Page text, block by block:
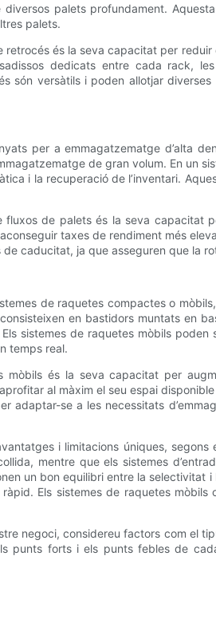
diversos palets profundament.
palets.
és la seva capacitat per
dedicats entre cada rack,
són versàtils i poden allotjar
per a emmagatzematge d’alta
de gran volum. En
i la recuperació de l’inventari.
de palets és la seva capacitat
taxes de rendiment més
caducitat, ja que asseguren que la
de raquetes compactes o
en bastidors muntats en
sistemes de raquetes mòbils
temps real.
és la seva capacitat per
al màxim el seu espai
adaptar-se a les necessitats
i limitacions úniques,
mentre que els sistemes
un bon equilibri entre la
Els sistemes de raquetes
negoci, considereu factors com el
punts forts i els punts febles de